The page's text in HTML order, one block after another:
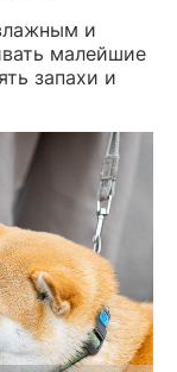
и
малейшие
запахи и